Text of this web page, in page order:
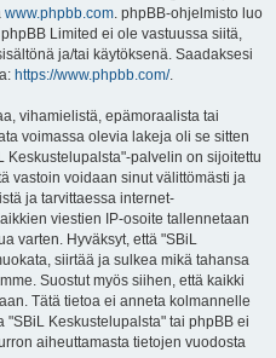
www.phpbb.com. phpBB-ohjelmisto luo
Limited ei ole vastuussa siitä,
ja/tai käytöksenä. Saadaksesi
https://www.phpbb.com/.
vihamielistä, epämoraalista tai
voimassa olevia lakeja oli se sitten
Keskustelupalsta"-palvelin on sijoitettu
vastoin voidaan sinut välittömästi ja
ja tarvittaessa internet-
viestien IP-osoite tallennetaan
varten. Hyväksyt, että "SBiL
siirtää ja sulkea mikä tahansa
Suostut myös siihen, että kaikki
Tätä tietoa ei anneta kolmannelle
Keskustelupalsta" tai phpBB ei
aiheuttamasta tietojen vuodosta